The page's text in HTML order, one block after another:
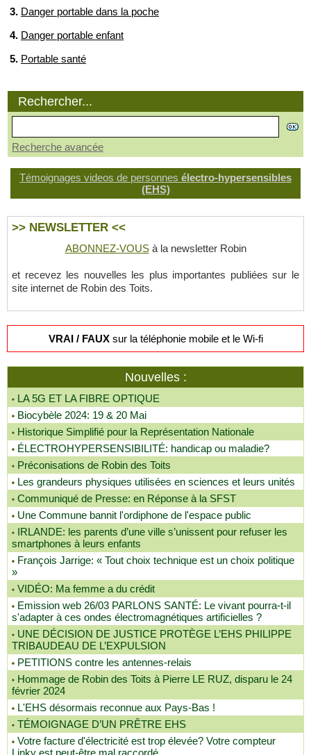
3. Danger portable dans la poche
4. Danger portable enfant
5. Portable santé
Rechercher...
Recherche avancée
Témoignages videos de personnes électro-hypersensibles
(EHS)
>> NEWSLETTER <<
ABONNEZ-VOUSà la newsletter Robin
et recevez les nouvelles les plus importantes publiées sur le
site internet de Robin des Toits.
VRAI / FAUXsur la téléphonie mobile et le Wi-fi
Nouvelles :
LA 5G ET LA FIBRE OPTIQUE
Biocybèle 2024: 19 & 20 Mai
Historique Simplifié pour la Représentation Nationale
ÉLECTROHYPERSENSIBILITÉ: handicap ou maladie?
Préconisations de Robin des Toits
Les grandeurs physiques utilisées en sciences et leurs unités
Communiqué de Presse: en Réponse à la SFST
Une Commune bannit l'ordiphone de l'espace public
IRLANDE: les parents d’une ville s’unissent pour refuser les
smartphones à leurs enfants
François Jarrige: « Tout choix technique est un choix politique
»
VIDÉO: Ma femme a du crédit
Emission web 26/03 PARLONS SANTÉ: Le vivant pourra-t-il
s'adapter à ces ondes électromagnétiques artificielles ?
UNE DÉCISION DE JUSTICE PROTÈGE L’EHS PHILIPPE
TRIBAUDEAU DE L’EXPULSION
PETITIONS contre les antennes-relais
Hommage de Robin des Toits à Pierre LE RUZ, disparu le 24
février 2024
L'EHS désormais reconnue aux Pays-Bas !
TÉMOIGNAGE D’UN PRÊTRE EHS
Votre facture d'électricité est trop élevée? Votre compteur
Linky est peut-être mal raccordé.